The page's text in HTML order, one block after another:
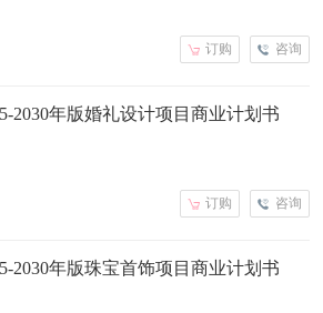
咨询
订购
2030年版婚礼设计项目商业计划书
咨询
订购
2030年版珠宝首饰项目商业计划书